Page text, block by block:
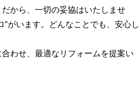
から、一切の妥協はいたしませ
がいます。どんなことでも、安心し
わせ、最適なリフォームを提案い